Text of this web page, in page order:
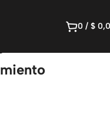
0 / $